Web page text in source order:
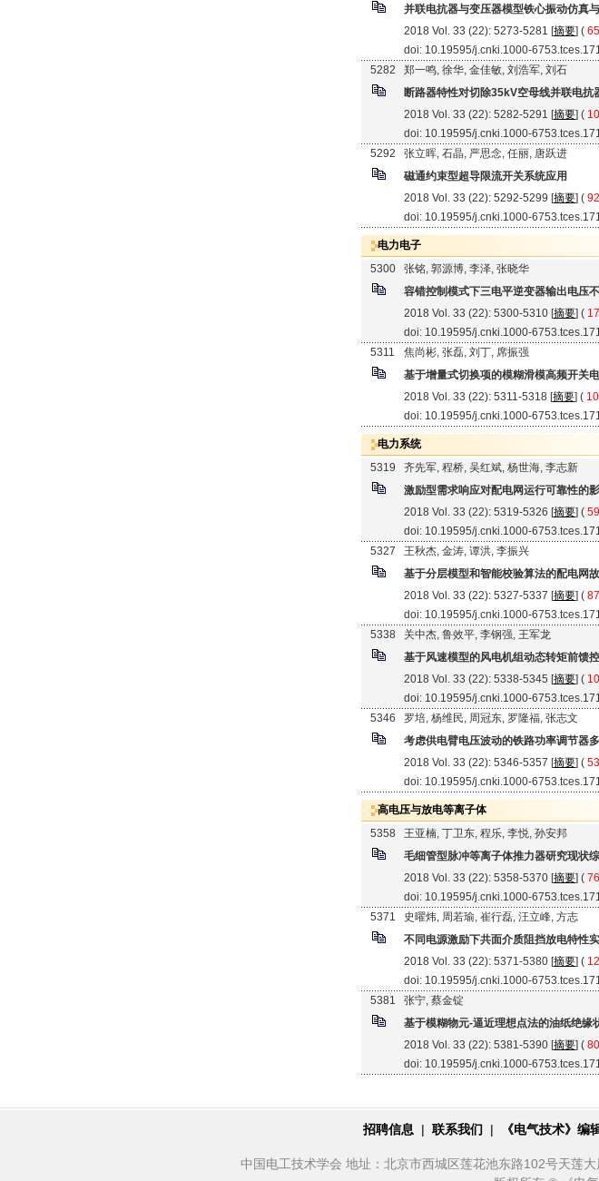
并联电抗器与变压器模型铁心振动仿真
2018 Vol. 33 (22): 5273-5281 [摘要] (
doi: 10.19595/j.cnki.1000-
5282
郑一鸣, 徐华, 金佳敏, 刘浩军, 刘石
断路器特性对切除35kV空母线并联电抗
2018 Vol. 33 (22): 5282-5291 [摘要] (
doi: 10.19595/j.cnki.1000-
5292
张立晖, 石晶, 严思念, 任丽, 唐跃进
磁通约束型超导限流开关系统应用
2018 Vol. 33 (22): 5292-5299 [摘要] (
doi: 10.19595/j.cnki.1000-
电力电子
5300
张铭, 郭源博, 李泽, 张晓华
容错控制模式下三电平逆变器输出电压
2018 Vol. 33 (22): 5300-5310 [摘要] (
doi: 10.19595/j.cnki.1000-
5311
焦尚彬, 张磊, 刘丁, 席振强
基于增量式切换项的模糊滑模高频开关
2018 Vol. 33 (22): 5311-5318 [摘要] (
doi: 10.19595/j.cnki.1000-
电力系统
5319
齐先军, 程桥, 吴红斌, 杨世海, 李志新
激励型需求响应对配电网运行可靠性的
2018 Vol. 33 (22): 5319-5326 [摘要] (
doi: 10.19595/j.cnki.1000-
5327
王秋杰, 金涛, 谭洪, 李振兴
基于分层模型和智能校验算法的配电网
2018 Vol. 33 (22): 5327-5337 [摘要] (
doi: 10.19595/j.cnki.1000-
5338
关中杰, 鲁效平, 李钢强, 王军龙
基于风速模型的风电机组动态转矩前馈
2018 Vol. 33 (22): 5338-5345 [摘要] (
doi: 10.19595/j.cnki.1000-
5346
罗培, 杨维民, 周冠东, 罗隆福, 张志文
考虑供电臂电压波动的铁路功率调节器
2018 Vol. 33 (22): 5346-5357 [摘要] (
doi: 10.19595/j.cnki.1000-
高电压与放电等离子体
5358
王亚楠, 丁卫东, 程乐, 李悦, 孙安邦
毛细管型脉冲等离子体推力器研究现状
2018 Vol. 33 (22): 5358-5370 [摘要] (
doi: 10.19595/j.cnki.1000-
5371
史曜炜, 周若瑜, 崔行磊, 汪立峰, 方志
不同电源激励下共面介质阻挡放电特性
2018 Vol. 33 (22): 5371-5380 [摘要] (
doi: 10.19595/j.cnki.1000-
5381
张宁, 蔡金锭
基于模糊物元-逼近理想点法的油纸绝缘
2018 Vol. 33 (22): 5381-5390 [摘要] (
doi: 10.19595/j.cnki.1000-
招聘信息 | 联系我们 | 《电气技术》编
中国电工技术学会 地址：北京市西城区莲花池东路102号天莲